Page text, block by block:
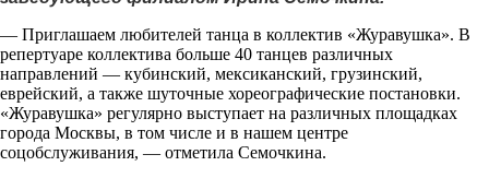
— Приглашаем любителей танца в коллектив «Журавушка». В
репертуаре коллектива больше 40 танцев различных
направлений — кубинский, мексиканский, грузинский,
еврейский, а также шуточные хореографические постановки.
«Журавушка» регулярно выступает на различных площадках
города Москвы, в том числе и в нашем центре
соцобслуживания, — отметила Семочкина.